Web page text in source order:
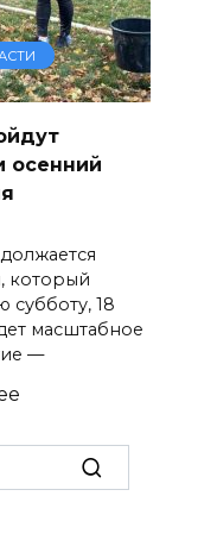
осенний
который
субботу, 18
масштабное
—